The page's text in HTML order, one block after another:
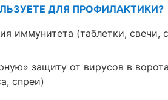
ДЛЯ ПРОФИЛАКТИКИ?
иммунитета (таблетки, свечи,
защиту от вирусов в
спреи)